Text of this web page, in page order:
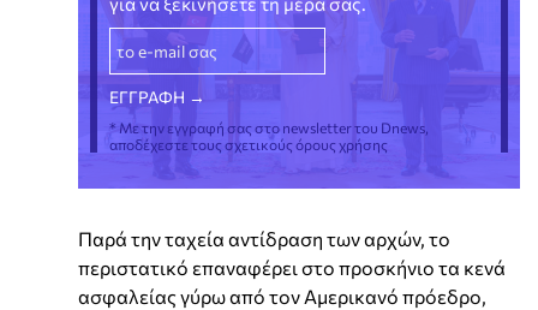
* Με την εγγραφή σας στο newsletter του Dnews,
αποδέχεστε τους σχετικούς όρους χρήσης
Παρά την ταχεία αντίδραση των αρχών, το
περιστατικό επαναφέρει στο προσκήνιο τα κενά
ασφαλείας γύρω από τον Αμερικανό πρόεδρο,